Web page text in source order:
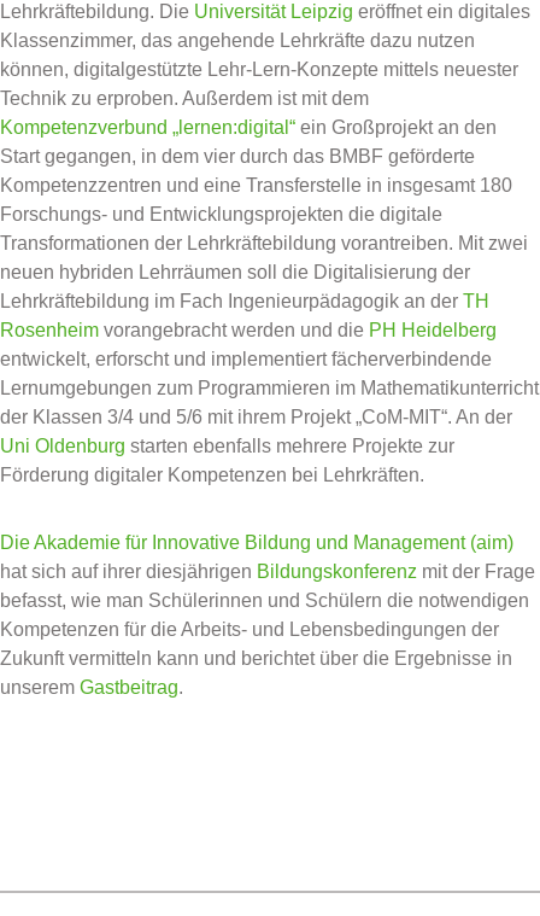
Lehrkräftebildung. Die Universität Leipzig eröffnet ein digitales
Klassenzimmer, das angehende Lehrkräfte dazu nutzen
können, digitalgestützte Lehr-Lern-Konzepte mittels neuester
Technik zu erproben. Außerdem ist mit dem
Kompetenzverbund „lernen:digital“ ein Großprojekt an den
Start gegangen, in dem vier durch das BMBF geförderte
Kompetenzzentren und eine Transferstelle in insgesamt 180
Forschungs- und Entwicklungsprojekten die digitale
Transformationen der Lehrkräftebildung vorantreiben. Mit zwei
neuen hybriden Lehrräumen soll die Digitalisierung der
Lehrkräftebildung im Fach Ingenieurpädagogik an der TH
Rosenheim vorangebracht werden und die PH Heidelberg
entwickelt, erforscht und implementiert fächerverbindende
Lernumgebungen zum Programmieren im Mathematikunterricht
der Klassen 3/4 und 5/6 mit ihrem Projekt „CoM-MIT“. An der
Uni Oldenburg starten ebenfalls mehrere Projekte zur
Förderung digitaler Kompetenzen bei Lehrkräften.
Die Akademie für Innovative Bildung und Management (aim)
hat sich auf ihrer diesjährigen Bildungskonferenz mit der Frage
befasst, wie man Schülerinnen und Schülern die notwendigen
Kompetenzen für die Arbeits- und Lebensbedingungen der
Zukunft vermitteln kann und berichtet über die Ergebnisse in
unserem Gastbeitrag.